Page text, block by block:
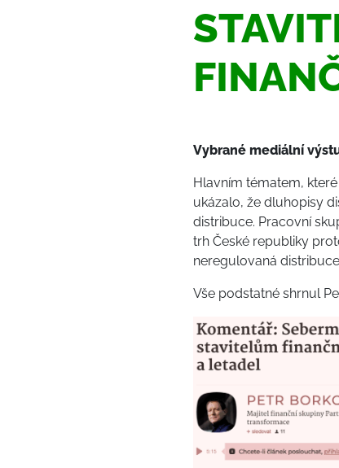
Vybrané mediální
Hlavním tématem,
ukázalo, že dluhopisy
distribuce. Pracovní
trh České republiky
neregulovaná
Vše podstatné shrnul